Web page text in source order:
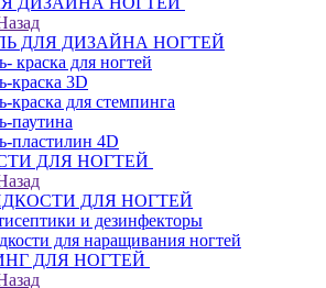
ДЛЯ ДИЗАЙНА НОГТЕЙ
краска для ногтей
краска 3D
краска для стемпинга
паутина
пластилин 4D
ДЛЯ НОГТЕЙ
ДЛЯ НОГТЕЙ
и дезинфекторы
для наращивания ногтей
ДЛЯ НОГТЕЙ